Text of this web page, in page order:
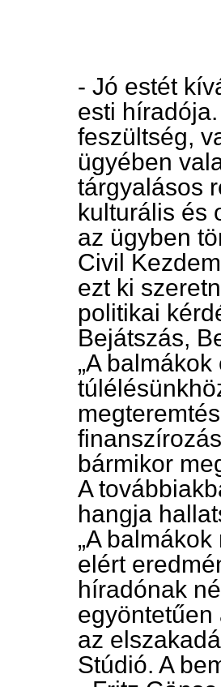
- Jó estét
esti
feszültség,
ügyében
tárgyalásos
kulturális és
az ügyben
Civil
ezt ki
politikai
Bejátszás,
„A
bármikor
A
hangja
„A
elért
híradónak
az
Stúdió. A